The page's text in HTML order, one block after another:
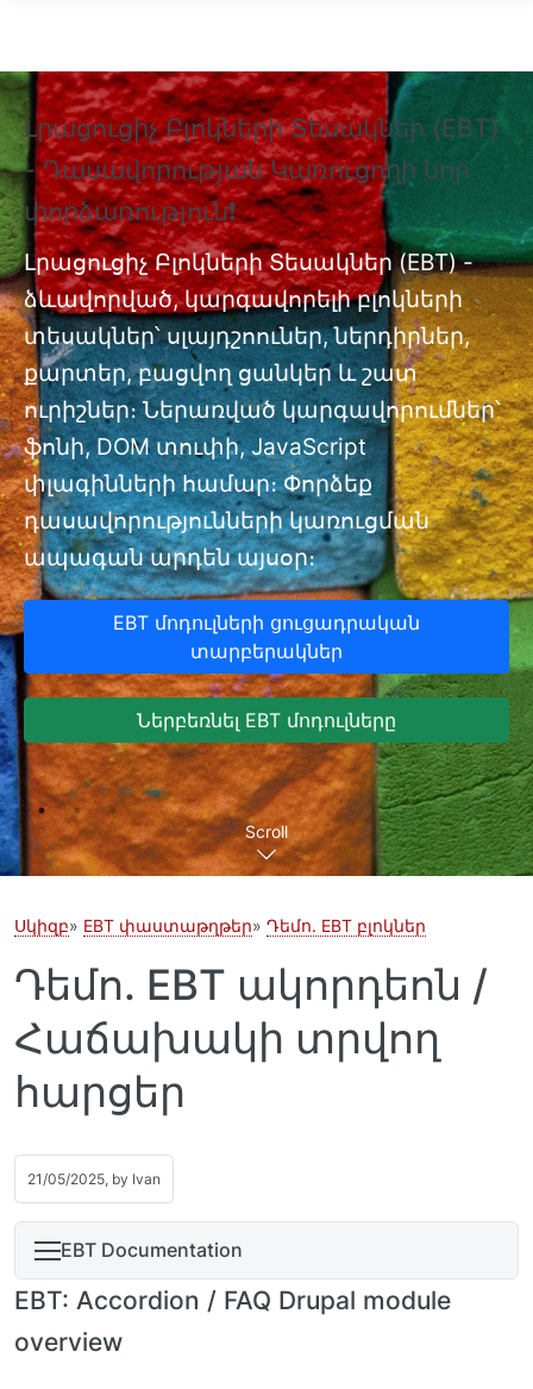
Լրացուցիչ Բլոկների Տեսակներ (EBT)
- Դասավորության Կառուցողի նոր
փորձառություն❗
Լրացուցիչ Բլոկների Տեսակներ (EBT) -
ձևավորված, կարգավորելի բլոկների
տեսակներ՝ սլայդշոուներ, ներդիրներ,
քարտեր, բացվող ցանկեր և շատ
ուրիշներ։ Ներառված կարգավորումներ՝
ֆոնի, DOM տուփի, JavaScript
փլագինների համար։ Փորձեք
դասավորությունների կառուցման
ապագան արդեն այսօր։
EBT մոդուլների ցուցադրական
տարբերակներ
Ներբեռնել EBT մոդուլները
Scroll
Սկիզբ EBT փաստաթղթեր Դեմո. EBT բլոկներ
Դեմո. EBT ակորդեոն /
Հաճախակի տրվող
հարցեր
21/05/2025, by Ivan
EBT Documentation
EBT: Accordion / FAQ Drupal module
overview